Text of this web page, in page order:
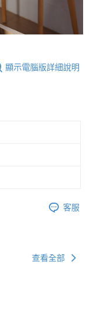
顯示電腦版詳細說明
客服
查看全部